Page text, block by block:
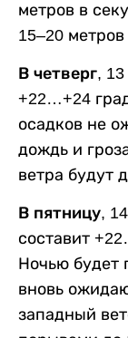
метров в
15–20
В четверг, 13
+22…+24
осадков не
дождь и
ветра будут
В пятницу,
составит
Ночью будет
вновь
западный